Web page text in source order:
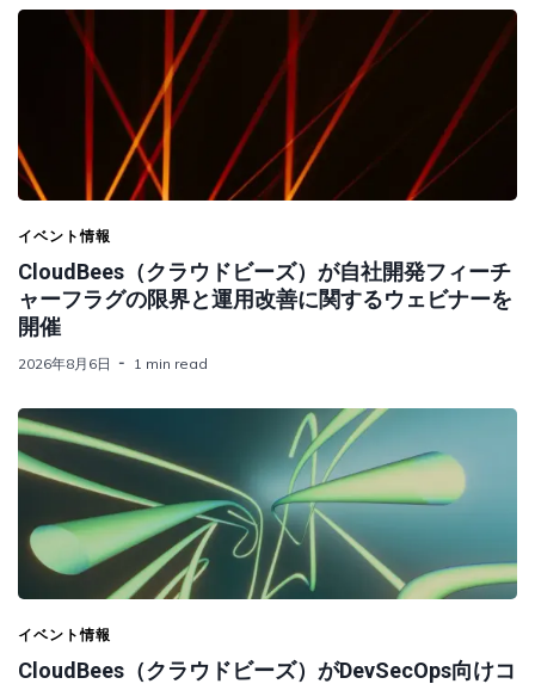
イベント情報
CloudBees（クラウドビーズ）が自社開発フィーチ
ャーフラグの限界と運用改善に関するウェビナーを
開催
2026年8月6日 1 min read
イベント情報
CloudBees（クラウドビーズ）がDevSecOps向けコ